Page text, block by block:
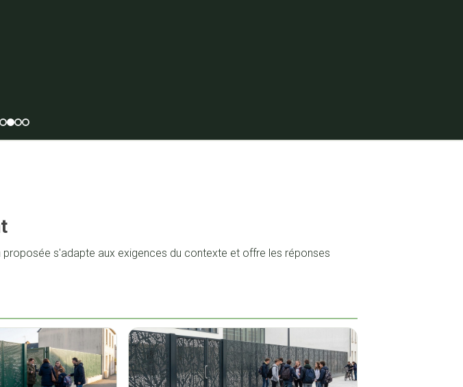
s'adapte aux exigences du contexte et offre les réponses